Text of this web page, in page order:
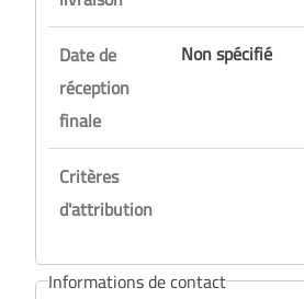
Date de
réception
finale
Non spécifié
Critères
d'attribution
Informations de contact